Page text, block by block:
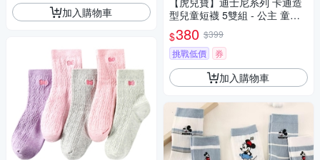
加入購物車
型兒童短襪 5雙組 - 公主 童襪 (
DSP3494 )
$380 $399
挑戰低價
券
加入購物車